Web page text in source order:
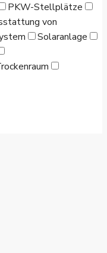
PKW-Stellplätze
von
Solaranlage